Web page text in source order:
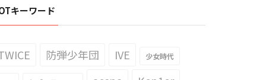
キーワード
防弾少年団 IVE 少女時代